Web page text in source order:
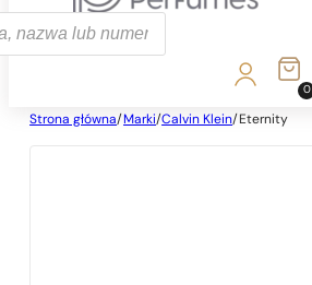
0
Strona główna/ Marki/Calvin Klein/ Eternity